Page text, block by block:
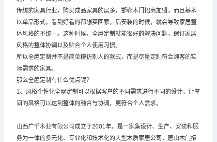
传统的家具行业，购买成品家具的居多，邯郸木门招商加盟，而且基本
以单品形式，看到好看的都想买回家，后安装的时候，就会导致家居整
体风格的不统一。这种时候，全屋定制就能很好的解决问题，保证家居
风格的整体协调以及贴合个人使用习惯。
所以全屋定制并不是简单模仿别人的款式，而是尽量定制符合顾客的实
际需求的家具。
那么全屋定制有什么优点呢？
1、风格个性化全屋定制可以根据客户的不同需求进行不同的设计，让空
间的风格可以达到整体的融合与协调，更符合个人需求。
山西广千木业有限公司成立于2001年，是一家集设计、生产、安装和服
务为一体的多元化、专业化和技术化的大型木质家居公司，唐山木门招